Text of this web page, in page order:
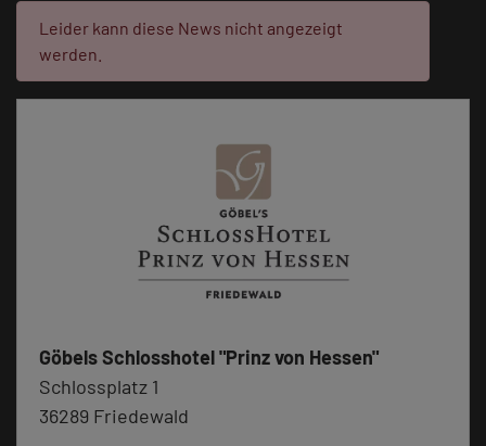
Fehler:
Leider kann diese News nicht angezeigt
werden.
Göbels Schlosshotel "Prinz von Hessen"
Schlossplatz 1
36289 Friedewald